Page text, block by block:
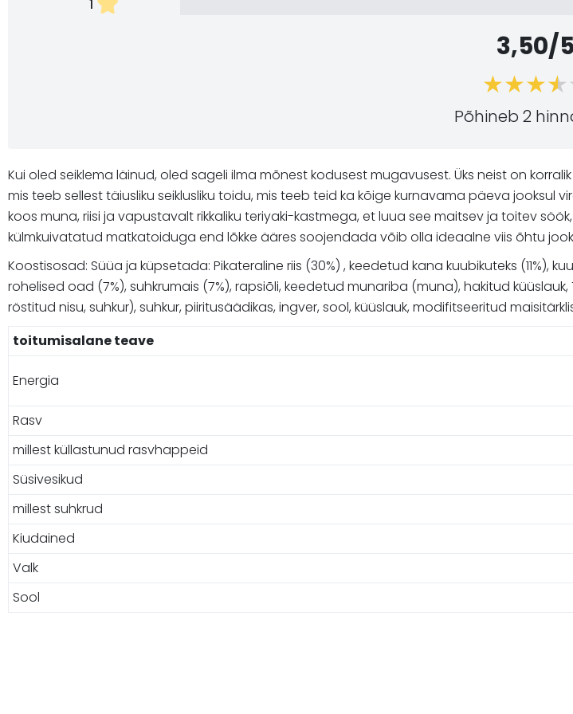
1
3,50/5
Põhineb 2
Kui oled seiklema läinud, oled sageli ilma mõnest kodusest mugavusest. Üks neist on
mis teeb sellest täiusliku seiklusliku toidu, mis teeb teid ka kõige kurnavama päeva jooksul
koos muna, riisi ja vapustavalt rikkaliku teriyaki-kastmega, et luua see maitsev ja toitev
külmkuivatatud matkatoiduga end lõkke ääres soojendada võib olla ideaalne viis õhtu
Koostisosad: Süüa ja küpsetada: Pikateraline riis (30%) , keedetud kana kuubikuteks (11%),
rohelised oad (7%), suhkrumais (7%), rapsiõli, keedetud munariba (muna), hakitud
röstitud nisu, suhkur), suhkur, piiritusäädikas, ingver, sool, küüslauk, modifitseeritud
toitumisalane teave
Energia
Rasv
millest küllastunud rasvhappeid
Süsivesikud
millest suhkrud
Kiudained
Valk
Sool